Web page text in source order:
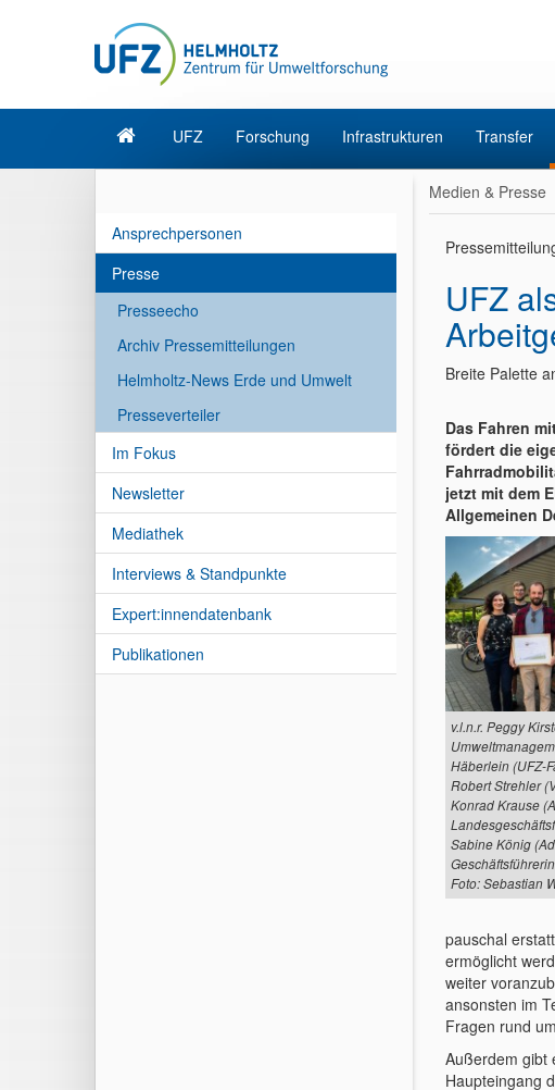
UFZ Forschung Infrastrukturen Transfer
Ansprechpersonen
Presse
Presseecho
Archiv Pressemitteilungen
Helmholtz-News Erde und Umwelt
Presseverteiler
Im Fokus
Newsletter
Mediathek
Interviews & Standpunkte
Expert:innendatenbank
Publikationen
Medien & Presse
UFZ
Breite Palette
Das Fahren
fördert die
jetzt mit dem
Allgemeinen
v.l.n.r. Peggy
Häberlein (UFZ-
Robert Strehler
Konrad Krause
Sabine König
Foto: Sebastian
pauschal
ermöglicht
weiter
ansonsten im
Fragen rund
Außerdem gibt
Haupteingang